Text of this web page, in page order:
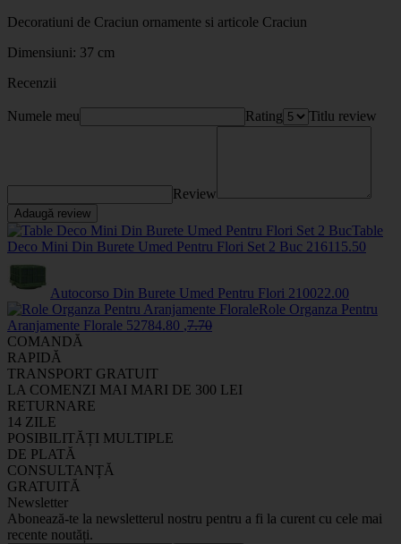
Decoratiuni de Craciun ornamente si articole Craciun
Dimensiuni: 37 cm
Recenzii
Numele meu Rating Titlu review
Review
Adaugă review
Table
Deco Mini Din Burete Umed Pentru Flori Set 2 Buc 2161 15.50
Autocorso Din Burete Umed Pentru Flori 210022.00
Role Organza Pentru
Aranjamente Florale 52784.80 ,7.70
COMANDĂ
RAPIDĂ
TRANSPORT GRATUIT
LA COMENZI MAI MARI DE 300 LEI
RETURNARE
14 ZILE
POSIBILITĂȚI MULTIPLE
DE PLATĂ
CONSULTANȚĂ
GRATUITĂ
Newsletter
Abonează-te la newsletterul nostru pentru a fi la curent cu cele mai
recente noutăți.